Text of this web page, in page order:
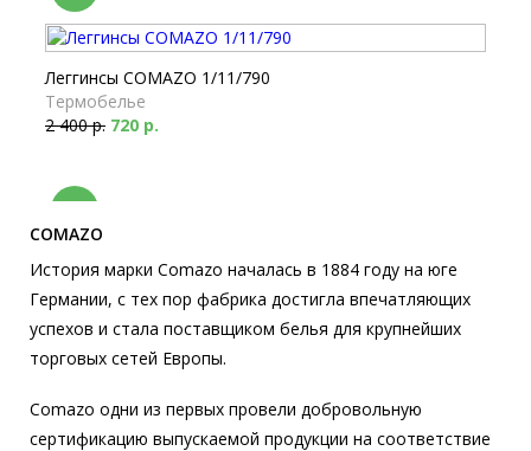
Леггинсы COMAZO 1/11/790
Термобелье
2 400 р. 720 р.
-70%
Майка COMAZO 1/37/005
Термобелье
-70%
COMAZO
История марки Comazo началась в 1884 году на юге
Германии, с тех пор фабрика достигла впечатляющих
успехов и стала поставщиком белья для крупнейших
торговых сетей Европы.
Comazo одни из первых провели добровольную
сертификацию выпускаемой продукции на соответствие